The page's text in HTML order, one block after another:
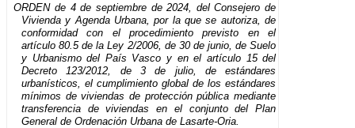
ORDEN de 4 de septiembre de 2024, del Consejero de
Vivienda y Agenda Urbana, por la que se autoriza, de
conformidad con el procedimiento previsto en el
artículo 80.5 de la Ley 2/2006, de 30 de junio, de Suelo
y Urbanismo del País Vasco y en el artículo 15 del
Decreto 123/2012, de 3 de julio, de estándares
urbanísticos, el cumplimiento global de los estándares
mínimos de viviendas de protección pública mediante
transferencia de viviendas en el conjunto del Plan
General de Ordenación Urbana de Lasarte-Oria.